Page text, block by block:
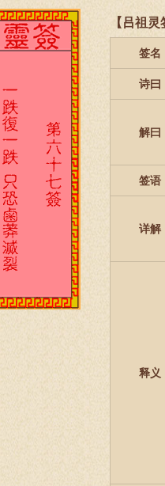
【吕祖
签名
诗曰
解曰
签语
详解
释义